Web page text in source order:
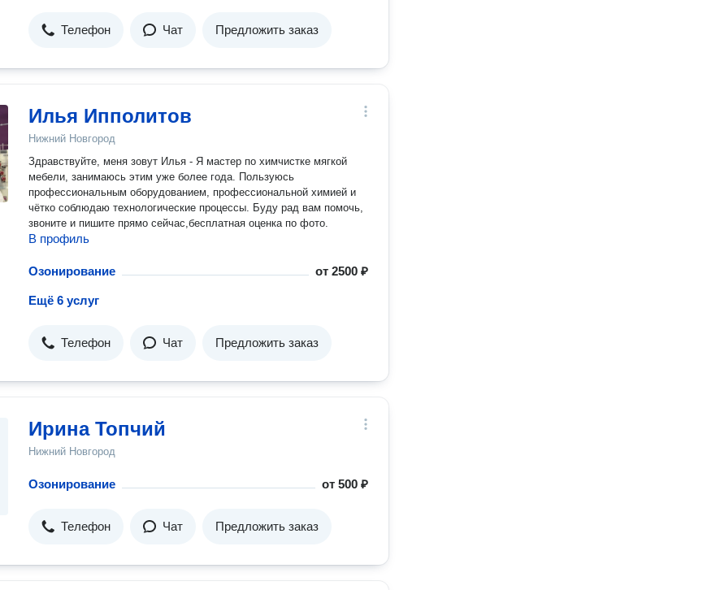
Телефон Чат Предложить заказ
Илья Ипполитов
Нижний Новгород
Здравствуйте, меня зовут Илья - Я мастер по химчистке мягкой
мебели, занимаюсь этим уже более года. Пользуюсь
профессиональным оборудованием, профессиональной химией и
чётко соблюдаю технологические процессы. Буду рад вам помочь,
звоните и пишите прямо сейчас,бесплатная оценка по фото.
В профиль
Озонирование от2500 ₽
Ещё 6 услуг
Телефон Чат Предложить заказ
Ирина Топчий
Нижний Новгород
Озонирование от500 ₽
Телефон Чат Предложить заказ